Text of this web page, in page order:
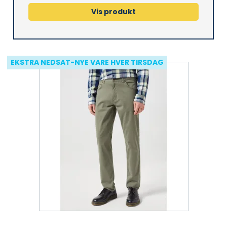
Vis produkt
EKSTRA NEDSAT-NYE VARE HVER TIRSDAG